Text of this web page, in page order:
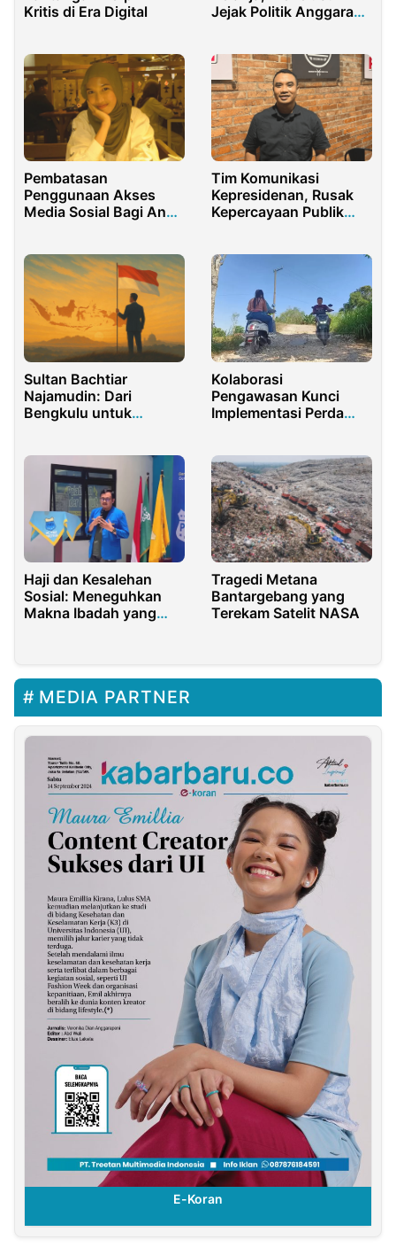
Kritis di Era Digital
Jejak Politik Anggaran
Pembatasan
Penggunaan Akses
Media Sosial Bagi Anak
Tim Komunikasi
Kepresidenan, Rusak
Kepercayaan Publik
Sultan Bachtiar
Najamudin: Dari
Bengkulu untuk
yang Membuka Jalan
Baru bagi Daerah
Kolaborasi
Pengawasan Kunci
Implementasi Perda
Efektif
Haji dan Kesalehan
Sosial: Meneguhkan
Makna Ibadah yang
Tragedi Metana
Bantargebang yang
Terekam Satelit NASA
MEDIA PARTNER
E-Koran